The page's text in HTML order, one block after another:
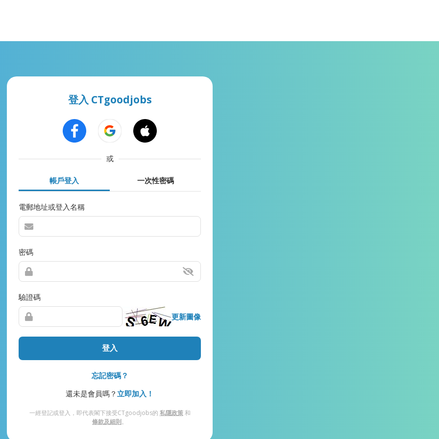
登入 CTgoodjobs
或
帳戶登入 一次性密碼
電郵地址或登入名稱
密碼
驗證碼
更新圖像
登入
忘記密碼？
還未是會員嗎？ 立即加入！
一經登記或登入，即代表閣下接受CTgoodjobs的 私隱政策和
條款及細則。